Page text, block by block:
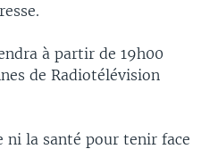
à partir de 19h00
de Radiotélévision
ni la santé pour tenir face